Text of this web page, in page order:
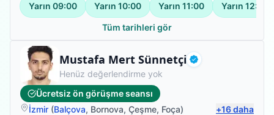
Yarın 09:00 Yarın 10:00 Yarın 11:00 Yarın 12:00
Tüm tarihleri gör
Mustafa Mert Sünnetçi Doğrulanmış
Fizyoterapist
Henüz değerlendirme yok
Ücretsiz ön görüşme seansı
İzmir (Balçova, Bornova, Çeşme, Foça) +16daha